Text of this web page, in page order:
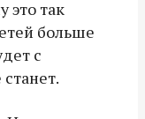
это так
больше
с